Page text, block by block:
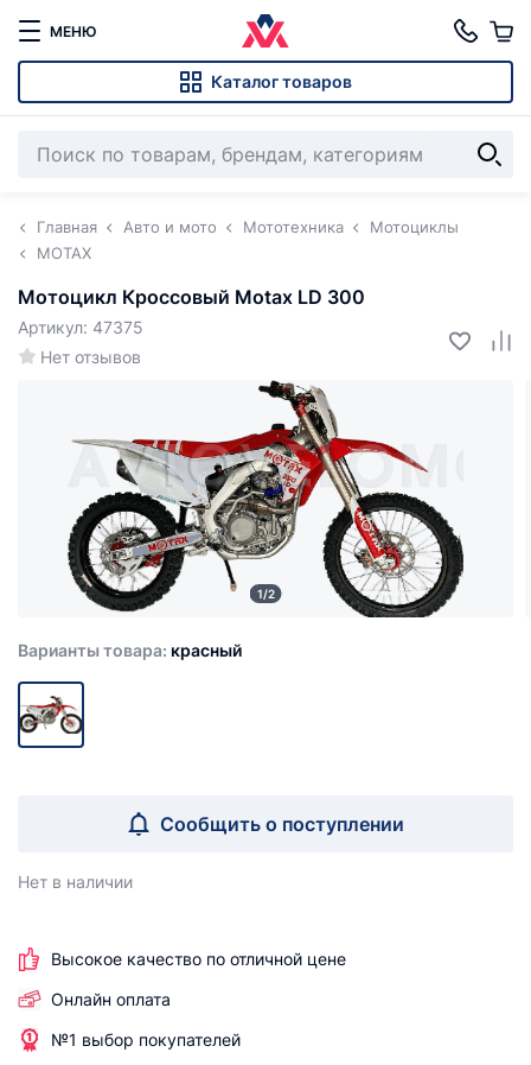
МЕНЮ
Каталог товаров
Главная Авто и мото Мототехника
Мотоциклы
MOTAX
Мотоцикл Кроссовый Motax LD 300
Нет отзывов
Артикул: 47375
1/2
Варианты товара: красный
Сообщить о поступлении
Нет в наличии
Высокое качество по отличной цене
Онлайн оплата
№1 выбор покупателей